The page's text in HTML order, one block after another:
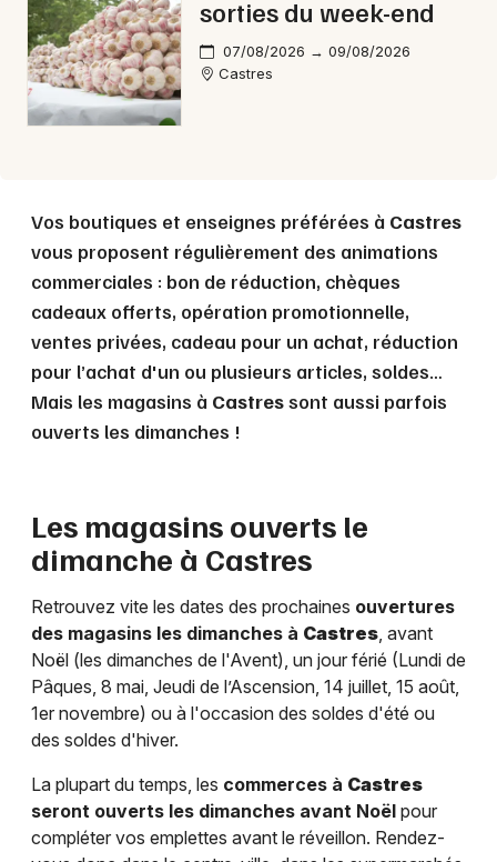
Mon email
sorties du week-end
07/08/2026 → 09/08/2026
Castres
Vos boutiques et enseignes préférées à Castres
vous proposent régulièrement des animations
commerciales : bon de réduction, chèques
cadeaux offerts, opération promotionnelle,
ventes privées, cadeau pour un achat, réduction
pour l’achat d'un ou plusieurs articles, soldes…
Mais les magasins à Castressont aussi parfois
ouverts les dimanches !
Les magasins ouverts le
dimanche à Castres
Retrouvez vite les dates des prochaines ouvertures
des magasins les dimanches à Castres, avant
Noël (les dimanches de l'Avent), un jour férié (Lundi de
Pâques, 8 mai, Jeudi de l’Ascension, 14 juillet, 15 août,
1er novembre) ou à l'occasion des soldes d'été ou
des soldes d'hiver.
La plupart du temps, les commerces à Castres
seront ouverts les dimanches avant Noël pour
compléter vos emplettes avant le réveillon. Rendez-